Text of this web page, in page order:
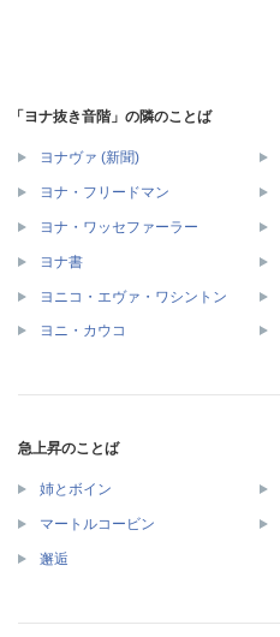
「ヨナ抜き音階」の隣のことば
ヨナヴァ (新聞)
ヨナ・フリードマン
ヨナ・ワッセファーラー
ヨナ書
ヨニコ・エヴァ・ワシントン
ヨニ・カウコ
急上昇のことば
姉とボイン
マートルコービン
邂逅